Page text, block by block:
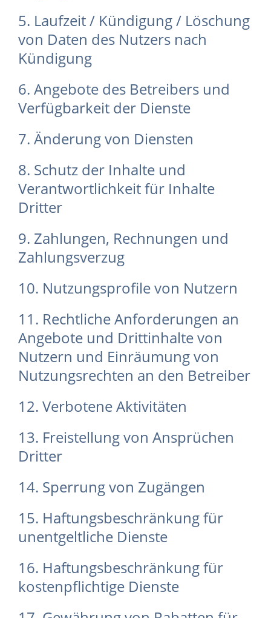
5. Laufzeit / Kündigung / Löschung
von Daten des Nutzers nach
Kündigung
6. Angebote des Betreibers und
Verfügbarkeit der Dienste
7. Änderung von Diensten
8. Schutz der Inhalte und
Verantwortlichkeit für Inhalte
Dritter
9. Zahlungen, Rechnungen und
Zahlungsverzug
10. Nutzungsprofile von Nutzern
11. Rechtliche Anforderungen an
Angebote und Drittinhalte von
Nutzern und Einräumung von
Nutzungsrechten an den Betreiber
12. Verbotene Aktivitäten
13. Freistellung von Ansprüchen
Dritter
14. Sperrung von Zugängen
15. Haftungsbeschränkung für
unentgeltliche Dienste
16. Haftungsbeschränkung für
kostenpflichtige Dienste